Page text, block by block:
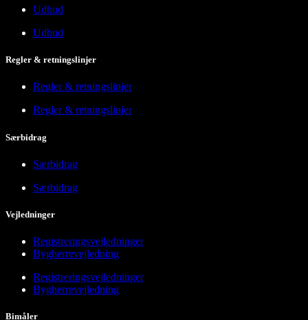
Udbud
Udbud
Regler & retningslinjer
Regler & retningslinjer
Regler & retningslinjer
Særbidrag
Særbidrag
Særbidrag
Vejledninger
Registreringsvejledninger
Bygherrevejledning
Registreringsvejledninger
Bygherrevejledning
Bimåler